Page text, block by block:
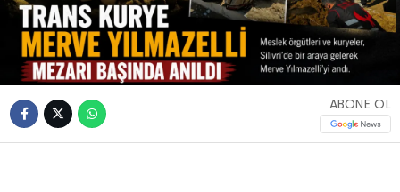
ABONE OL